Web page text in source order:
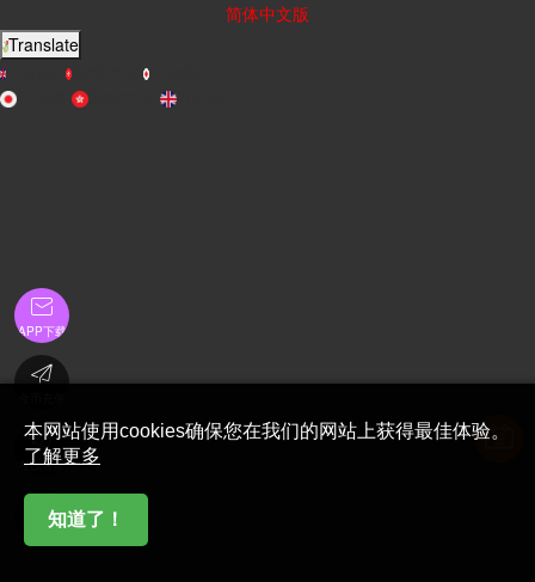
简体中文版
Translate
本网站使用cookies确保您在我们的网站上获得最佳体验。
了解更多
知道了！

APP下载


在线客服

首页